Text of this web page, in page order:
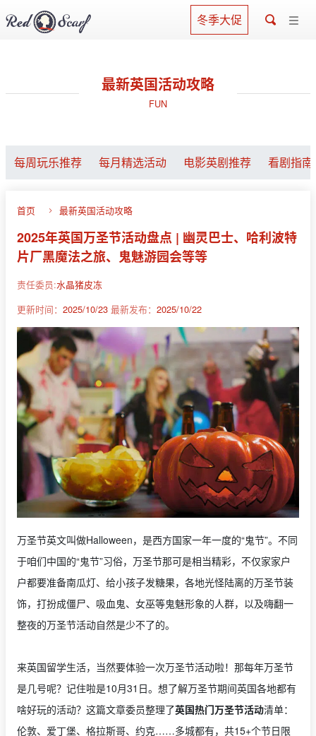
冬季大促
最新英国活动攻略
FUN
每周玩乐推荐 每月精选活动 电影英剧推荐 看剧指南
首页 最新英国活动攻略
2025年英国万圣节活动盘点 | 幽灵巴士、哈利波特
片厂黑魔法之旅、鬼魅游园会等等
责任委员:水晶猪皮冻
更新时间： 2025/10/23 最新发布： 2025/10/22
万圣节英文叫做Halloween，是西方国家一年一度的“鬼节”。不同
于咱们中国的“鬼节”习俗，万圣节那可是相当精彩，不仅家家户
户都要准备南瓜灯、给小孩子发糖果，各地光怪陆离的万圣节装
饰，打扮成僵尸、吸血鬼、女巫等鬼魅形象的人群，以及嗨翻一
整夜的万圣节活动自然是少不了的。
来英国留学生活，当然要体验一次万圣节活动啦！那每年万圣节
是几号呢？记住啦是10月31日。想了解万圣节期间英国各地都有
啥好玩的活动？这篇文章委员整理了英国热门万圣节活动清单：
伦敦、爱丁堡、格拉斯哥、约克……多城都有，共15+个节日限